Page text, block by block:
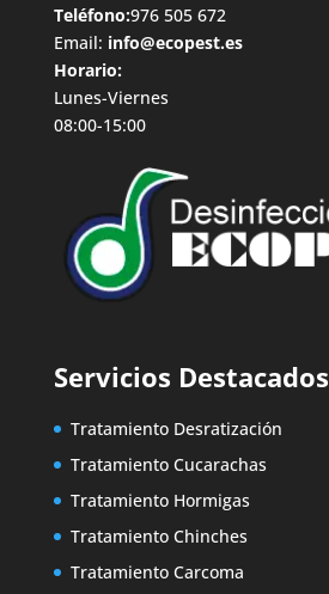
Teléfono:976 505 672
Email: info@ecopest.es
Horario:
Lunes-Viernes
08:00-15:00
Servicios Destacados
Tratamiento Desratización
Tratamiento Cucarachas
Tratamiento Hormigas
Tratamiento Chinches
Tratamiento Carcoma